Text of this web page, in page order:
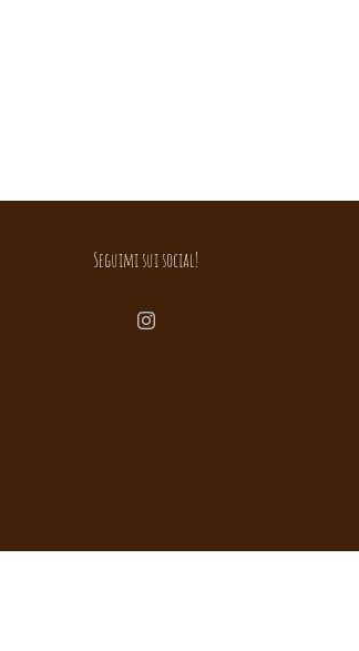
Seguimi sui social!